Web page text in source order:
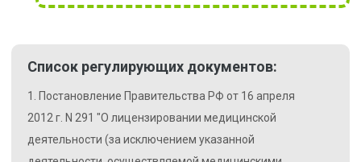
Список регулирующих документов:
1. Постановление Правительства РФ от 16 апреля
2012 г. N 291 "О лицензировании медицинской
деятельности (за исключением указанной